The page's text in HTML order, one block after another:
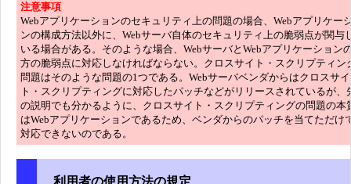
注意事項
Webアプリケーションのセキュリティ上の問題の場合、Webアプリケー
ンの構成方法以外に、Webサーバ自体のセキュリティ上の脆弱点が関与
いる場合がある。そのような場合、WebサーバとWebアプリケーション
方の脆弱点に対応しなければならない。クロスサイト・スクリプティン
問題はそのような問題の1つである。Webサーバベンダからはクロスサイ
ト・スクリプティングに対応したパッチなどがリリースされているが、
の説明でも分かるように、クロスサイト・スクリプティングの問題の本
はWebアプリケーションであるため、ベンダからのパッチを当てただけ
対応できないのである。
利用者の使用方法の規定